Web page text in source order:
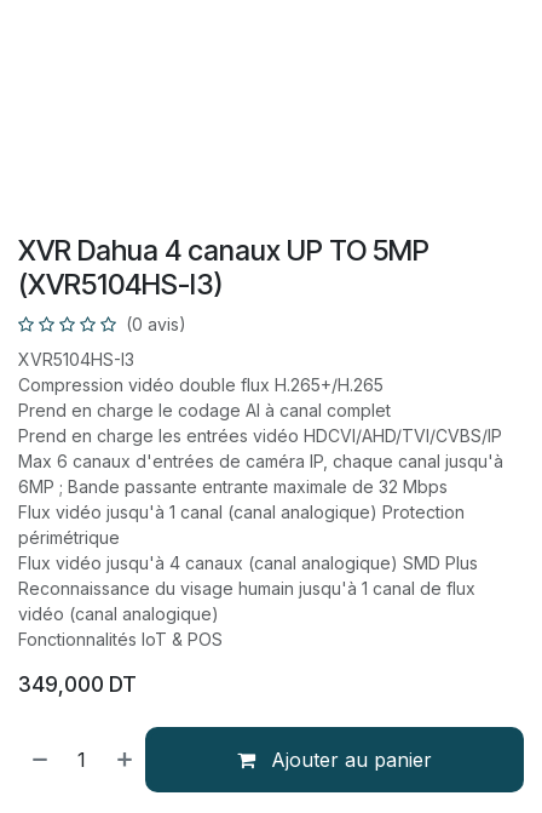
XVR Dahua 4 canaux UP TO 5MP
(XVR5104HS-I3)
(0 avis)
XVR5104HS-I3
Compression vidéo double flux H.265+/H.265
Prend en charge le codage AI à canal complet
Prend en charge les entrées vidéo HDCVI/AHD/TVI/CVBS/IP
Max 6 canaux d'entrées de caméra IP, chaque canal jusqu'à
6MP ; Bande passante entrante maximale de 32 Mbps
Flux vidéo jusqu'à 1 canal (canal analogique) Protection
périmétrique
Flux vidéo jusqu'à 4 canaux (canal analogique) SMD Plus
Reconnaissance du visage humain jusqu'à 1 canal de flux
vidéo (canal analogique)
Fonctionnalités IoT & POS
349,000 DT
Ajouter au panier